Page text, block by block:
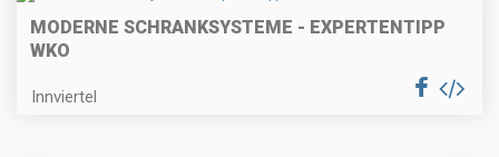
MODERNE SCHRANKSYSTEME - EXPERTENTIPP
WKO
Innviertel